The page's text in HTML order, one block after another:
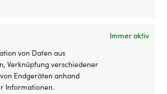
Immer aktiv
von Daten aus
Verknüpfung verschiedener
Endgeräten anhand
Informationen.
Preisgarantie der